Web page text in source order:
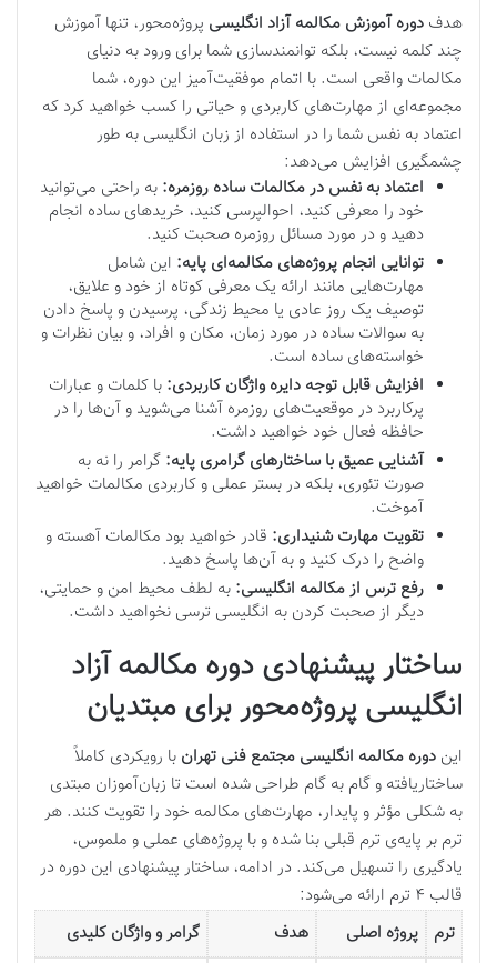
هدف دوره آموزش مکالمه آزاد انگلیسی پروژه‌محور، تنها آموزش
چند کلمه نیست، بلکه توانمندسازی شما برای ورود به دنیای
مکالمات واقعی است. با اتمام موفقیت‌آمیز این دوره، شما
مجموعه‌ای از مهارت‌های کاربردی و حیاتی را کسب خواهید کرد که
اعتماد به نفس شما را در استفاده از زبان انگلیسی به طور
چشمگیری افزایش می‌دهد:
اعتماد به نفس در مکالمات ساده روزمره: به راحتی می‌توانید
خود را معرفی کنید، احوالپرسی کنید، خریدهای ساده انجام
دهید و در مورد مسائل روزمره صحبت کنید.
توانایی انجام پروژه‌های مکالمه‌ای پایه: این شامل
مهارت‌هایی مانند ارائه یک معرفی کوتاه از خود و علایق،
توصیف یک روز عادی یا محیط زندگی، پرسیدن و پاسخ دادن
به سوالات ساده در مورد زمان، مکان و افراد، و بیان نظرات و
خواسته‌های ساده است.
افزایش قابل توجه دایره واژگان کاربردی: با کلمات و عبارات
پرکاربرد در موقعیت‌های روزمره آشنا می‌شوید و آن‌ها را در
حافظه فعال خود خواهید داشت.
آشنایی عمیق با ساختارهای گرامری پایه: گرامر را نه به
صورت تئوری، بلکه در بستر عملی و کاربردی مکالمات خواهید
آموخت.
تقویت مهارت شنیداری: قادر خواهید بود مکالمات آهسته و
واضح را درک کنید و به آن‌ها پاسخ دهید.
رفع ترس از مکالمه انگلیسی: به لطف محیط امن و حمایتی،
دیگر از صحبت کردن به انگلیسی ترسی نخواهید داشت.
ساختار پیشنهادی دوره مکالمه آزاد
انگلیسی پروژه‌محور برای مبتدیان
این دوره مکالمه انگلیسی مجتمع فنی تهران با رویکردی کاملاً
ساختاریافته و گام به گام طراحی شده است تا زبان‌آموزان مبتدی
به شکلی مؤثر و پایدار، مهارت‌های مکالمه خود را تقویت کنند. هر
ترم بر پایه‌ی ترم قبلی بنا شده و با پروژه‌های عملی و ملموس،
یادگیری را تسهیل می‌کند. در ادامه، ساختار پیشنهادی این دوره در
قالب ۴ ترم ارائه می‌شود:
ترم
پروژه اصلی هدف گرامر و واژگان کلیدی